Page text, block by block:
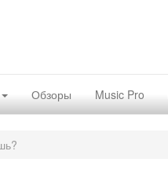
Обзоры Music Pro